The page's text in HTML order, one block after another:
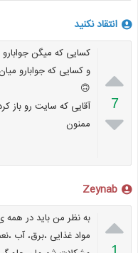
انتقاد نکنید

7

کسایی که میگن
و کسایی که جوابارو
🙃
آقایی که سایت رو باز
ممنون
Zeynab

1
به نظر من باید در
مواد غذایی ،برق، آب